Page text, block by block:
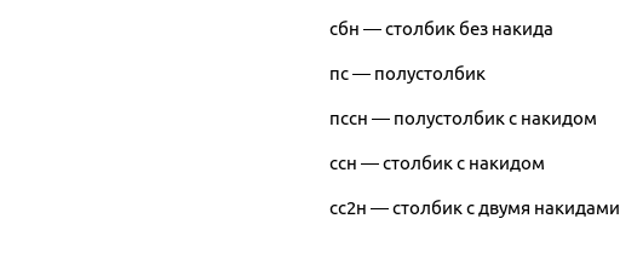
сбн — столбик без накида
пс — полустолбик
пссн — полустолбик с накидом
ссн — столбик с накидом
сс2н — столбик с двумя накидами